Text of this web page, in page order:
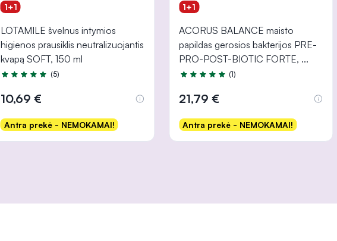
1+1
LOTAMILE švelnus intymios
higienos prausiklis neutralizuojantis
kvapą SOFT, 150 ml
Įvertinimas 4.8 iš 5
(5)
10,69 €
Antra prekė - NEMOKAMAI!
Į krepšelį
1+1
ACORUS BALANCE maisto
papildas gerosios bakterijos PRE-
PRO-POST-BIOTIC FORTE, ...
Įvertinimas 5.0 iš 5
(1)
21,79 €
Antra prekė - NEMOKAMAI!
Į krepšelį